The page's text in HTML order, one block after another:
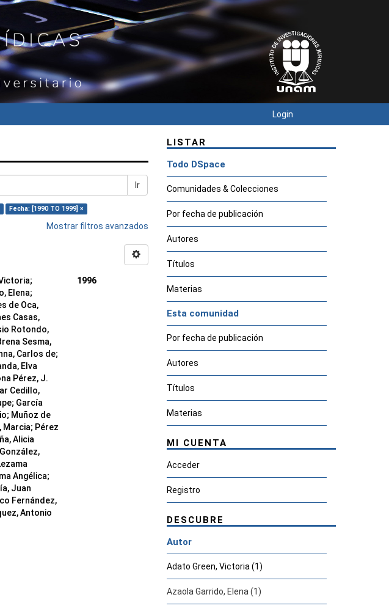
Login
Ir
Fecha: [1990 TO 1999] ×
Mostrar filtros avanzados
Elena;
de Oca,
Casas,
Rotondo,
Sesma,
Carlos de;
Elva
Pérez, J.
Cedillo,
García
Muñoz de
Marcia; Pérez
Alicia
Angélica;
Juan
Fernández,
Antonio
1996
LISTAR
Todo DSpace
Comunidades & Colecciones
Por fecha de publicación
Autores
Títulos
Materias
Esta comunidad
Por fecha de publicación
Autores
Títulos
Materias
MI CUENTA
Acceder
Registro
DESCUBRE
Autor
Adato Green, Victoria (1)
Azaola Garrido, Elena (1)